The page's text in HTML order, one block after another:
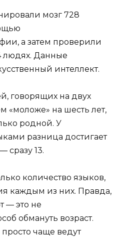
мозг 728
а затем проверили
людях. Данные
интеллект.
говорящих на двух
«моложе» на шесть лет,
родной. У
разница достигает
сразу 13.
количество языков,
каждым из них. Правда,
— это не
обмануть возраст.
чаще ведут